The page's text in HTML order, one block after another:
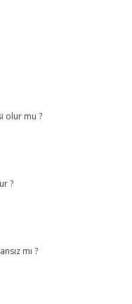
olur mu ?
?
mı ?